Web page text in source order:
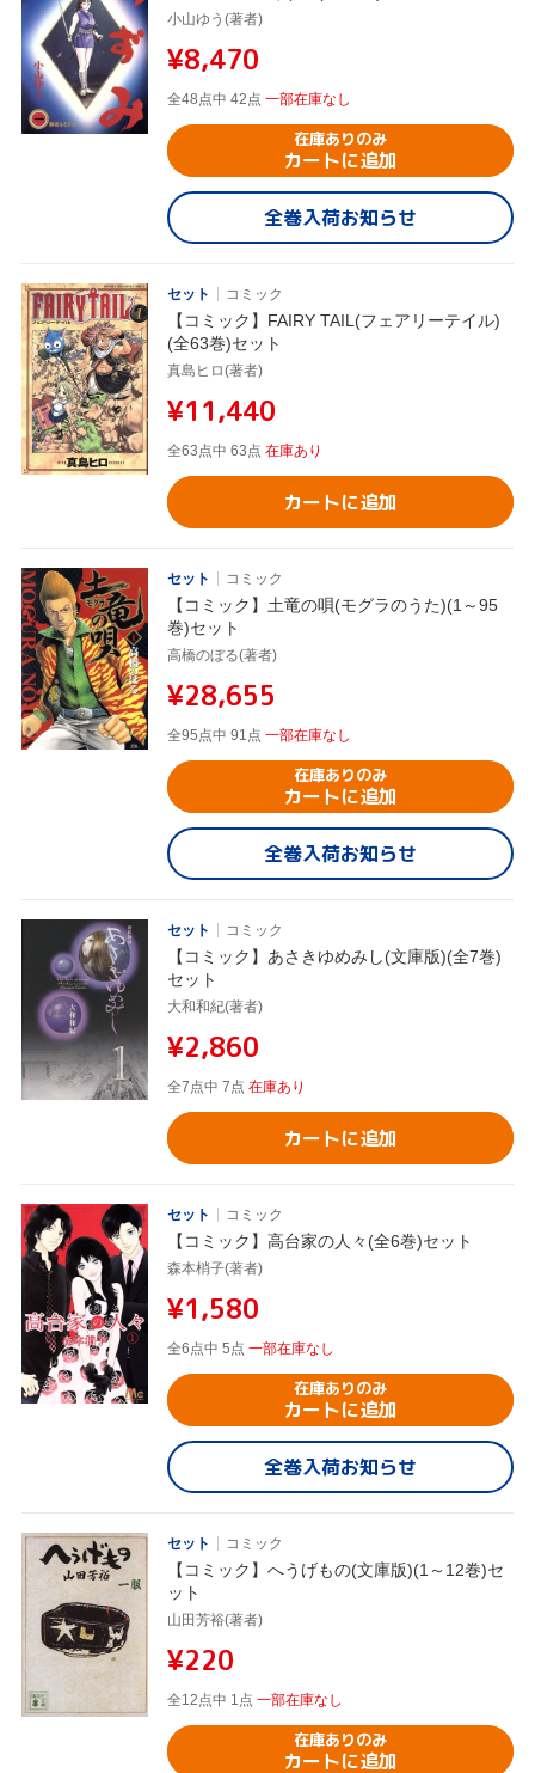
小山ゆう(著者)
¥8,470
全48点中 42点 一部在庫なし
在庫ありのみ
カートに追加
全巻入荷お知らせ
セット コミック
【コミック】FAIRY TAIL(フェアリーテイル)
(全63巻)セット
真島ヒロ(著者)
¥11,440
全63点中 63点 在庫あり
カートに追加
セット コミック
【コミック】土竜の唄(モグラのうた)(1～95
巻)セット
高橋のぼる(著者)
¥28,655
全95点中 91点 一部在庫なし
在庫ありのみ
カートに追加
全巻入荷お知らせ
セット コミック
【コミック】あさきゆめみし(文庫版)(全7巻)
セット
大和和紀(著者)
¥2,860
全7点中 7点 在庫あり
カートに追加
セット コミック
【コミック】高台家の人々(全6巻)セット
森本梢子(著者)
¥1,580
全6点中 5点 一部在庫なし
在庫ありのみ
カートに追加
全巻入荷お知らせ
セット コミック
【コミック】へうげもの(文庫版)(1～12巻)セ
ット
山田芳裕(著者)
¥220
全12点中 1点 一部在庫なし
在庫ありのみ
カートに追加